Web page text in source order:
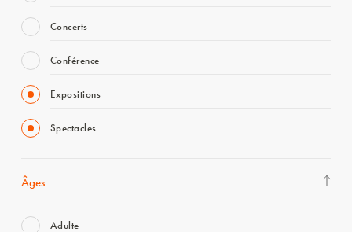
Concerts
Conférence
Expositions
Spectacles
Âges
Adulte